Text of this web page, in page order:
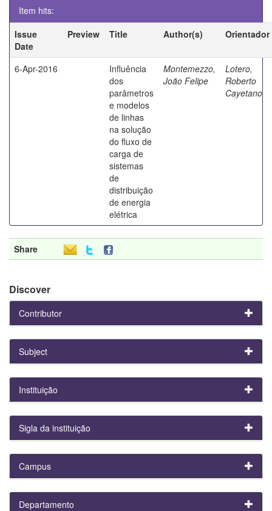
Item hits:
Issue
Date
Preview Title Author(s) Orientador
6-Apr-2016
Influência
dos
parâmetros
e modelos
de linhas
na solução
do fluxo de
carga de
sistemas
de
distribuição
de energia
elétrica
Montemezzo,
João Felipe
Lotero,
Roberto
Cayetano
Share
Discover
Contributor
Subject
Instituição
Sigla da instituição
Campus
Departamento